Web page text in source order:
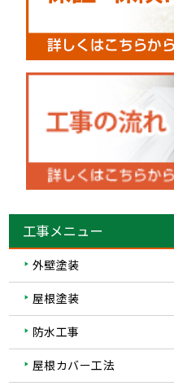
工事メニュー
外壁塗装
屋根塗装
防水工事
屋根カバー工法